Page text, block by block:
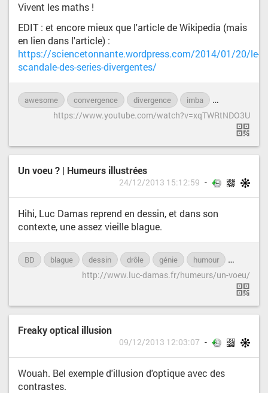
Vivent les maths !
EDIT : et encore mieux que l'article de Wikipedia (mais
en lien dans l'article) :
https://sciencetonnante.wordpress.com/2014/01/20/le-
scandale-des-series-divergentes/
awesome convergence divergence imba
https://www.youtube.com/watch?v=xqTWRtNDO3U
Un voeu ? | Humeurs illustrées
24/12/2013 15:12:59
Hihi, Luc Damas reprend en dessin, et dans son
contexte, une assez vieille blague.
BD blague dessin drôle génie humour
http://www.luc-damas.fr/humeurs/un-voeu/
Freaky optical illusion
09/12/2013 12:03:07
Wouah. Bel exemple d'illusion d'optique avec des
contrastes.